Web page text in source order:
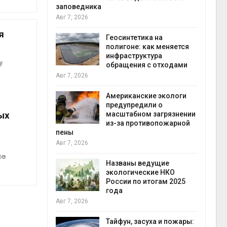
Волги и
на фоне
от пожаров
шин
заповедника
Авг 7, 2026
Геосинтетика на
полигоне: как меняется
инфраструктура
обращения с отходами
Авг 7, 2026
Американские экологи
предупредили о
масштабном загрязнении
из-за противопожарной
пены
Авг 7, 2026
Названы ведущие
экологические НКО
России по итогам 2025
года
Авг 7, 2026
Тайфун, засуха и пожары: